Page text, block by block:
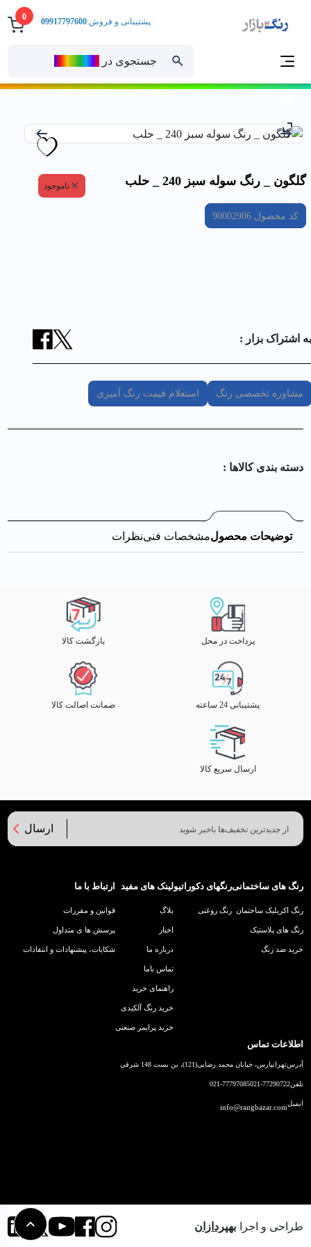
0
جستجوی در
پشتیبانی و فروش:09917797600
گلگون _ رنگ سوله سبز 240 _ حلب ناموجود
کد محصول90002906
به اشتراک بزار :
مشاوره تخصصی رنگ استعلام قیمت رنگ آمیزی
دسته بندی کالا‌ها :
توضیحات محصولمشخصات فنینظرات
پرداخت در محل بازگشت کالا
پشتیبانی 24 ساعته ضمانت اصالت کالا
ارسال سریع کالا
ارسال
رنگ های ساختمانی
رنگ اکریلیک ساختمان
رنگ های پلاستیک
خرید ضد زنگ
رنگهای دکوراتیو
رنگ روغنی
لینک های مفید
بلاگ
اخبار
درباره ما
تماس باما
راهنمای خرید
خرید رنگ آلکیدی
خرید پرایمر صنعتی
ارتباط با ما
قوانین و مقررات
پرسش ها ی متداول
شکایات، پیشنهادات و انتقادات
اطلاعات تماس
آدرستهرانپارس، خیابان محمد رضایی(121)، بن بست 148 شرقی
تلفن021-77290722
021-77797085
ایمیلinfo@rangbazar.com
طراحی و اجرا بهپردازان